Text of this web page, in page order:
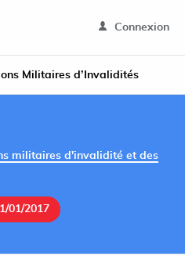
Connexion
Militaires d’Invalidités
militaires d'invalidité et des
01/2017